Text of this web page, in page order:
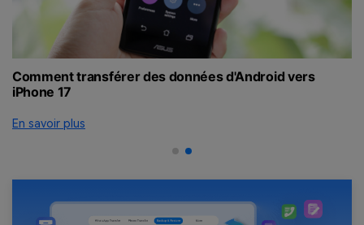
Comment transférer des données d'Android vers
iPhone 17
En savoir plus